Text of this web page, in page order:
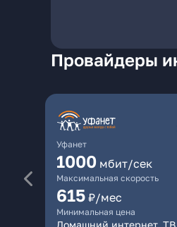
Провайдеры
Уфанет
1000 мбит/сек
Максимальная скорость
615 ₽/мес
Минимальная цена
Домашний интернет, ТВ